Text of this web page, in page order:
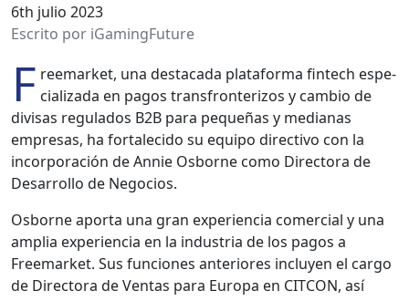
6th julio 2023
Escrito por iGamingFuture
F reemar­ket, una desta­ca­da platafor­ma fin­tech espe­
cial­iza­da en pagos trans­fron­ter­i­zos y cam­bio de
divisas reg­u­la­dos B2B para pequeñas y medi­anas
empre­sas, ha for­t­ale­ci­do su equipo direc­ti­vo con la
incor­po­ración de Annie Osborne como Direc­to­ra de
Desar­rol­lo de Nego­cios.
Osborne apor­ta una gran expe­ri­en­cia com­er­cial y una
amplia expe­ri­en­cia en la indus­tria de los pagos a
Freemar­ket. Sus fun­ciones ante­ri­ores incluyen el car­go
de Direc­to­ra de Ven­tas para Europa en CITCON, así